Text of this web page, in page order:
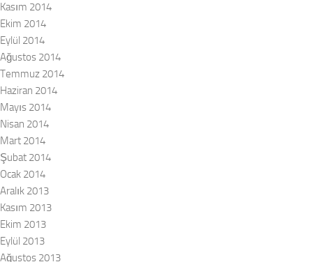
Kasım 2014
Ekim 2014
Eylül 2014
Ağustos 2014
Temmuz 2014
Haziran 2014
Mayıs 2014
Nisan 2014
Mart 2014
Şubat 2014
Ocak 2014
Aralık 2013
Kasım 2013
Ekim 2013
Eylül 2013
Ağustos 2013